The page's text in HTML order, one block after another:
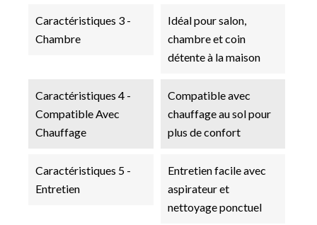
Caractéristiques 3 -
Chambre
Idéal pour salon,
chambre et coin
détente à la maison
Caractéristiques 4 -
Compatible Avec
Chauffage
Compatible avec
chauffage au sol pour
plus de confort
Caractéristiques 5 -
Entretien
Entretien facile avec
aspirateur et
nettoyage ponctuel